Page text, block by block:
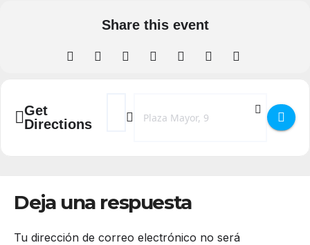
Share this event
Get
Directions
Address - Gospel Messengers en Teatro
Destination Address - Gospel
Deja una respuesta
Tu dirección de correo electrónico no será